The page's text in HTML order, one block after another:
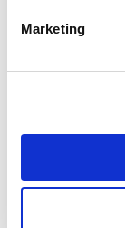
Marketing